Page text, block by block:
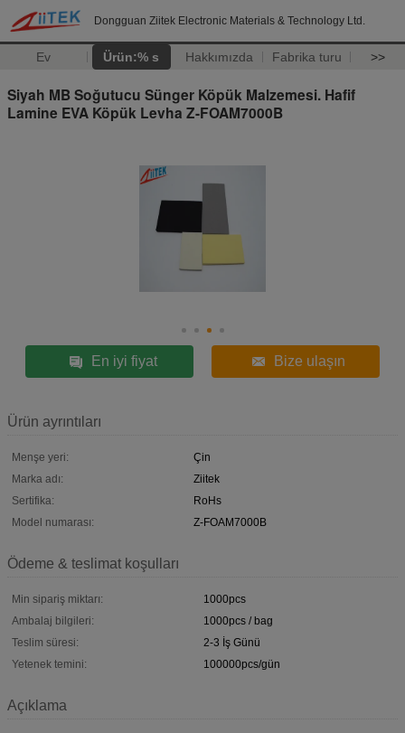
Dongguan Ziitek Electronic Materials & Technology Ltd.
Ev Ürün:% s Hakkımızda Fabrika turu >>
Siyah MB Soğutucu Sünger Köpük Malzemesi. Hafif
Lamine EVA Köpük Levha Z-FOAM7000B
En iyi fiyat Bize ulaşın
Ürün ayrıntıları
Menşe yeri:
Çin
Marka adı:
Ziitek
Sertifika:
RoHs
Model numarası:
Z-FOAM7000B
Ödeme & teslimat koşulları
Min sipariş miktarı:
1000pcs
Ambalaj bilgileri:
1000pcs / bag
Teslim süresi:
2-3 İş Günü
Yetenek temini:
100000pcs/gün
Açıklama